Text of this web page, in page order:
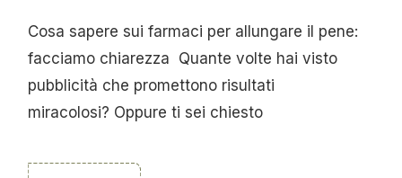
Cosa sapere sui farmaci per allungare il pene:
facciamo chiarezza Quante volte hai visto
pubblicità che promettono risultati
miracolosi? Oppure ti sei chiesto